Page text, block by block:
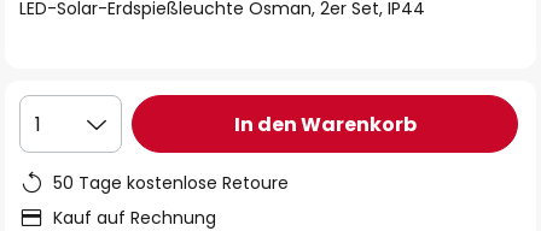
LED-Solar-Erdspießleuchte Osman, 2er Set, IP44
1 In den Warenkorb
50 Tage kostenlose Retoure
Kauf auf Rechnung